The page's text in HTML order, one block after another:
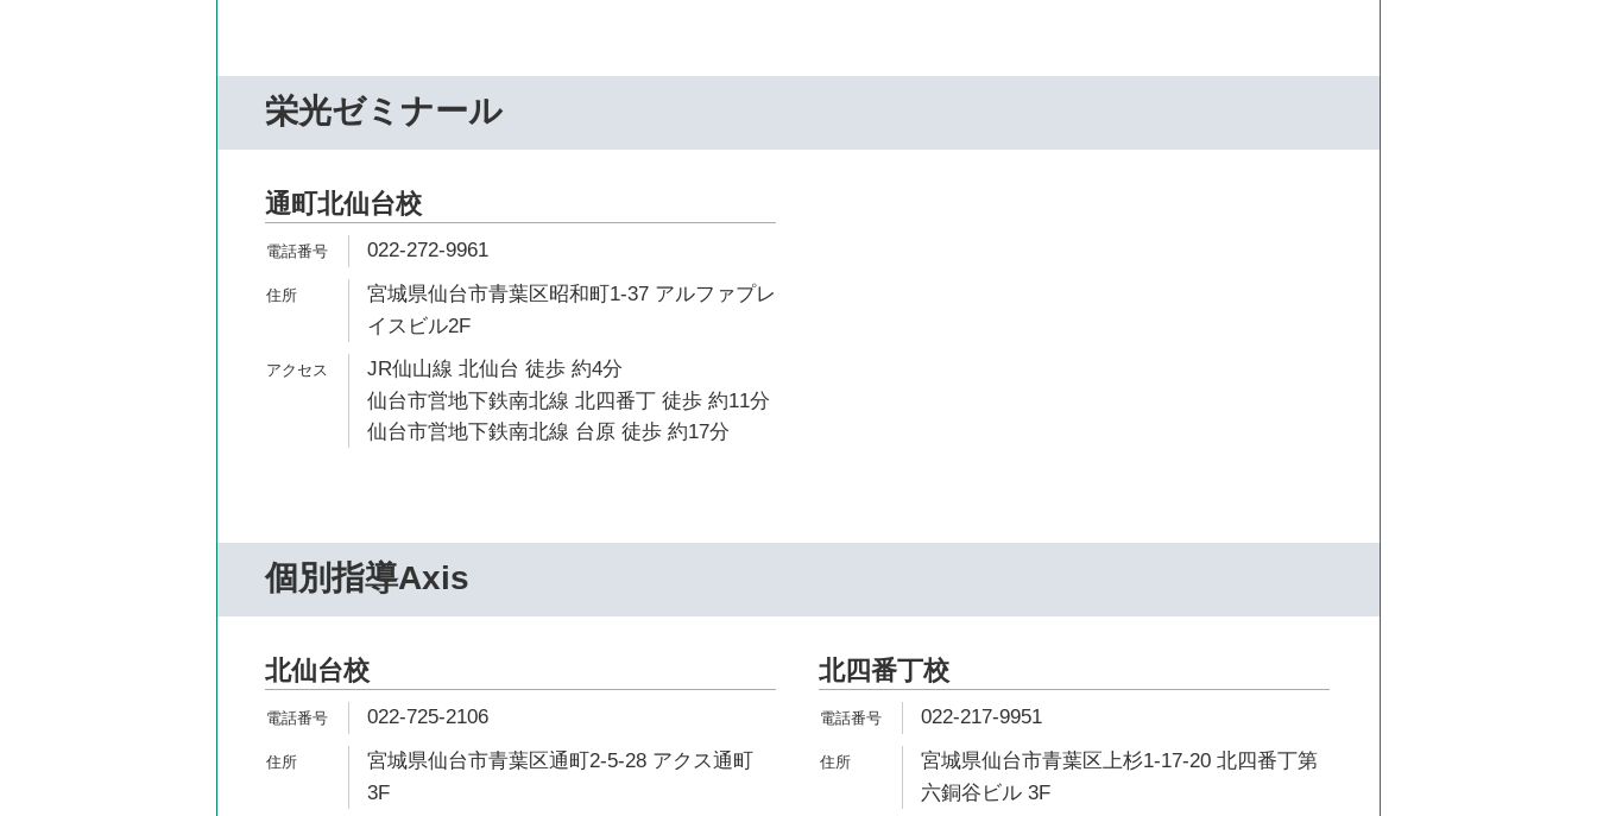
栄光ゼミナール
通町北仙台校
022-272-9961
宮城県仙台市青葉区昭和町1-37 アルファプレ
イスビル2F
JR仙山線 北仙台 徒歩 約4分
仙台市営地下鉄南北線 北四番丁 徒歩 約11分
仙台市営地下鉄南北線 台原 徒歩 約17分
個別指導Axis
北仙台校
022-725-2106
宮城県仙台市青葉区通町2-5-28 アクス通町
3F
北四番丁校
022-217-9951
宮城県仙台市青葉区上杉1-17-20 北四番丁第
六銅谷ビル 3F